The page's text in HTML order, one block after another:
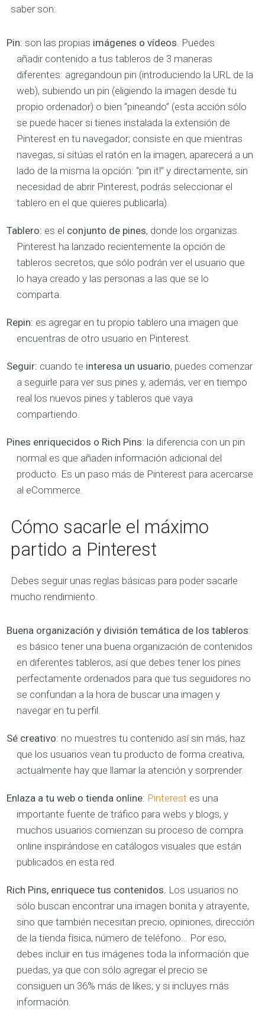
saber son:
Pin: son las propias imágenes o vídeos . Puedes
añadir contenido a tus tableros de 3 maneras
diferentes: agregandoun pin (introduciendo la URL de la
web), subiendo un pin (eligiendo la imagen desde tu
propio ordenador) o bien “pineando” (esta acción sólo
se puede hacer si tienes instalada la extensión de
Pinterest en tu navegador; consiste en que mientras
navegas, si sitúas el ratón en la imagen, aparecerá a un
lado de la misma la opción: “pin it!” y directamente, sin
necesidad de abrir Pinterest, podrás seleccionar el
tablero en el que quieres publicarla).
Tablero: es el conjunto de pines, donde los organizas.
Pinterest ha lanzado recientemente la opción de
tableros secretos, que sólo podrán ver el usuario que
lo haya creado y las personas a las que se lo
comparta.
Repin: es agregar en tu propio tablero una imagen que
encuentras de otro usuario en Pinterest.
Seguir: cuando te interesa un usuario, puedes comenzar
a seguirle para ver sus pines y, además, ver en tiempo
real los nuevos pines y tableros que vaya
compartiendo.
Pines enriquecidos o Rich Pins: la diferencia con un pin
normal es que añaden información adicional del
producto. Es un paso más de Pinterest para acercarse
al eCommerce.
Cómo sacarle el máximo
partido a Pinterest
Debes seguir unas reglas básicas para poder sacarle
mucho rendimiento.
Buena organización y división temática de los tableros:
es básico tener una buena organización de contenidos
en diferentes tableros, así que debes tener los pines
perfectamente ordenados para que tus seguidores no
se confundan a la hora de buscar una imagen y
navegar en tu perfil.
Sé creativo: no muestres tu contenido así sin más, haz
que los usuarios vean tu producto de forma creativa,
actualmente hay que llamar la atención y sorprender.
Enlaza a tu web o tienda online: Pinterest es una
importante fuente de tráfico para webs y blogs, y
muchos usuarios comienzan su proceso de compra
online inspirándose en catálogos visuales que están
publicados en esta red.
Rich Pins, enriquece tus contenidos. Los usuarios no
sólo buscan encontrar una imagen bonita y atrayente,
sino que también necesitan precio, opiniones, dirección
de la tienda física, número de teléfono… Por eso,
debes incluir en tus imágenes toda la información que
puedas, ya que con sólo agregar el precio se
consiguen un 36% más de likes; y si incluyes más
información.